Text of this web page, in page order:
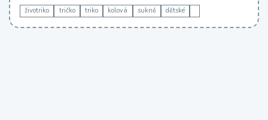
životriko tričko triko kolová sukně dětské